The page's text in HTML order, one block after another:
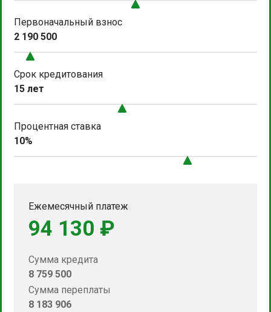
Первоначальный взнос
2 190 500
Срок кредитования
15 лет
Процентная ставка
10%
Ежемесячный платеж
94 130 ₽
Сумма кредита
8 759 500
Сумма переплаты
8 183 906